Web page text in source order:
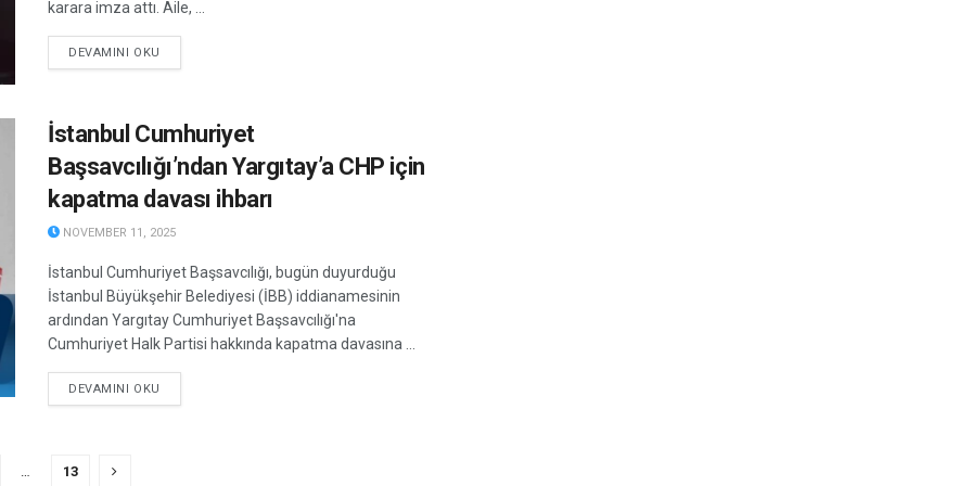
karara imza attı. Aile, ...
DEVAMINI OKU
İstanbul Cumhuriyet
Başsavcılığı’ndan Yargıtay’a CHP için
kapatma davası ihbarı
NOVEMBER 11, 2025
İstanbul Cumhuriyet Başsavcılığı, bugün duyurduğu
İstanbul Büyükşehir Belediyesi (İBB) iddianamesinin
ardından Yargıtay Cumhuriyet Başsavcılığı'na
Cumhuriyet Halk Partisi hakkında kapatma davasına ...
DEVAMINI OKU
13